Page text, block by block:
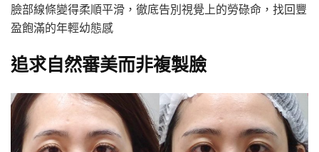
臉部線條變得柔順平滑，徹底告別視覺上的勞碌命，找回豐
盈飽滿的年輕幼態感
追求自然審美而非複製臉